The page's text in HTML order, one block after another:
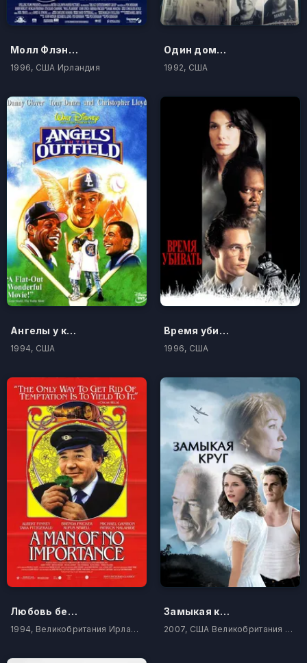
Молл Флэндерс
1996, США Ирландия
Один дома 2: Затерянный в Нью-Йорке
1992, США
Ангелы у кромки поля
1994, США
Время убивать
1996, США
Любовь без имени
1994, Великобритания Ирландия
Замыкая круг
2007, США Великобритания Канада